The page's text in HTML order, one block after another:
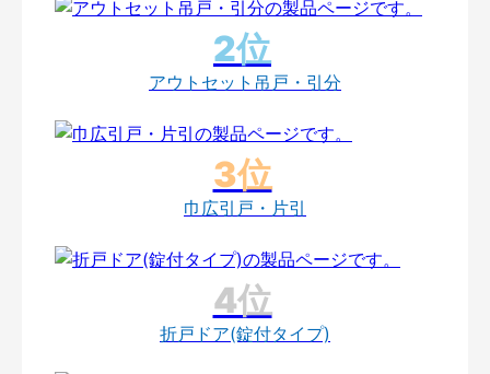
アウトセット吊戸・引分
巾広引戸・片引
折戸ドア(錠付タイプ)